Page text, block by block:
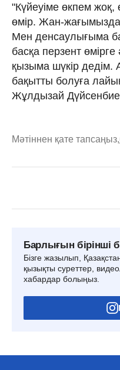
"Күйеуіме өкпем жоқ,
өмір. Жан-
Мен денсаулығыма
басқа перзент
қызыма шүкір дедім.
бақытты болуға
Жұлдызай
Мәтіннен қате тапсаңыз,
Барлығын бірінші
Бізге жазылып,
қызықты суреттер,
хабардар болыңыз.